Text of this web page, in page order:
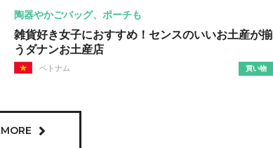
陶器やかごバッグ、ポーチも
雑貨好き女子におすすめ！センスのいいお土産が揃
うダナンお土産店
ベトナム 買い物